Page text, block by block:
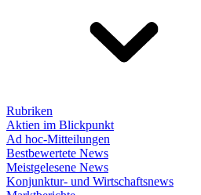
Rubriken
Aktien im Blickpunkt
Ad hoc-Mitteilungen
Bestbewertete News
Meistgelesene News
Konjunktur- und Wirtschaftsnews